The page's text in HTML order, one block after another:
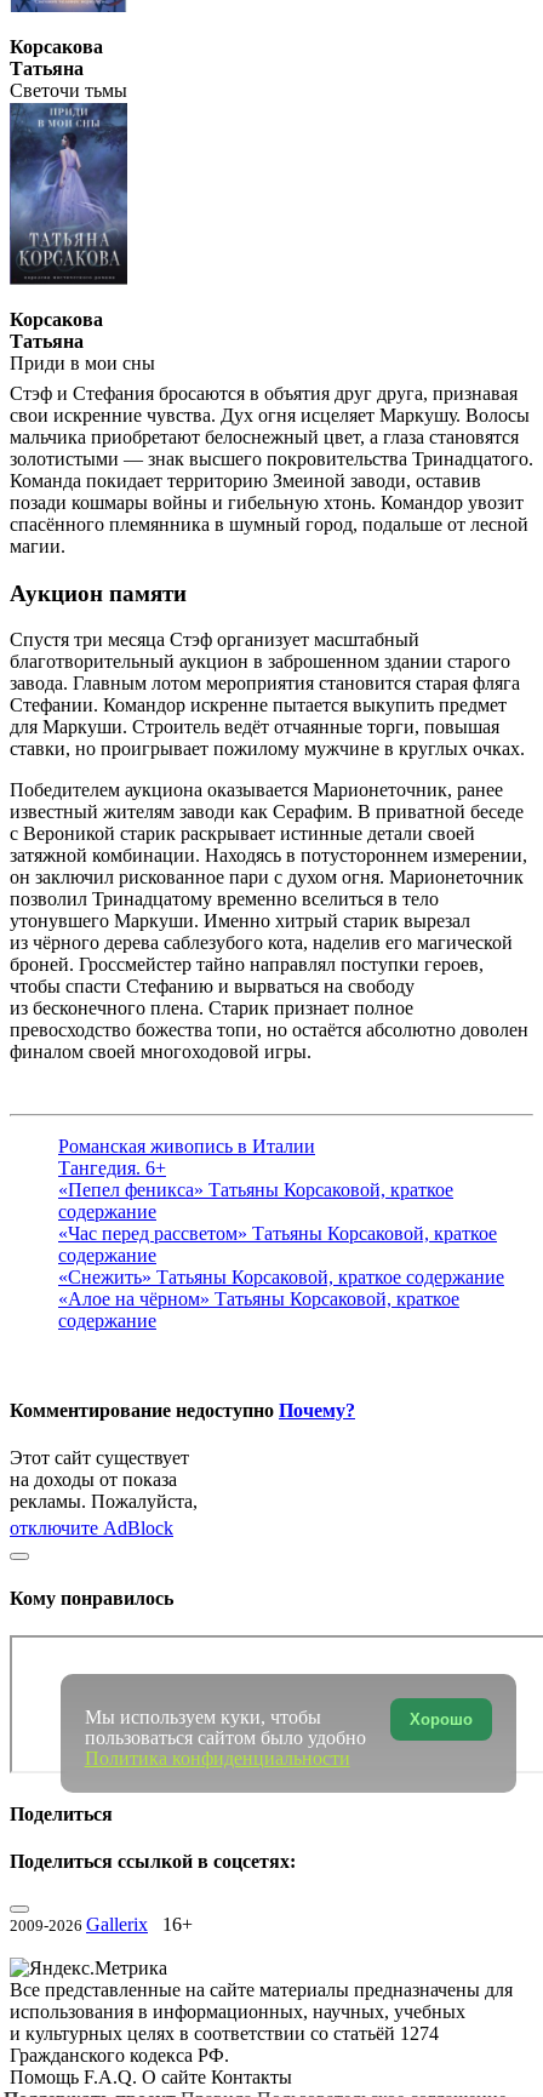
Корсакова
Татьяна
Светочи тьмы
Корсакова
Татьяна
Приди в мои сны
Стэф и Стефания бросаются в объятия друг друга, признавая
свои искренние чувства. Дух огня исцеляет Маркушу. Волосы
мальчика приобретают белоснежный цвет, а глаза становятся
золотистыми — знак высшего покровительства Тринадцатого.
Команда покидает территорию Змеиной заводи, оставив
позади кошмары войны и гибельную хтонь. Командор увозит
спасённого племянника в шумный город, подальше от лесной
магии.
Аукцион памяти
Спустя три месяца Стэф организует масштабный
благотворительный аукцион в заброшенном здании старого
завода. Главным лотом мероприятия становится старая фляга
Стефании. Командор искренне пытается выкупить предмет
для Маркуши. Строитель ведёт отчаянные торги, повышая
ставки, но проигрывает пожилому мужчине в круглых очках.
Победителем аукциона оказывается Марионеточник, ранее
известный жителям заводи как Серафим. В приватной беседе
с Вероникой старик раскрывает истинные детали своей
затяжной комбинации. Находясь в потустороннем измерении,
он заключил рискованное пари с духом огня. Марионеточник
позволил Тринадцатому временно вселиться в тело
утонувшего Маркуши. Именно хитрый старик вырезал
из чёрного дерева саблезубого кота, наделив его магической
броней. Гроссмейстер тайно направлял поступки героев,
чтобы спасти Стефанию и вырваться на свободу
из бесконечного плена. Старик признает полное
превосходство божества топи, но остаётся абсолютно доволен
финалом своей многоходовой игры.
Романская живопись в Италии
Тангедия. 6+
«Пепел феникса» Татьяны Корсаковой, краткое
содержание
«Час перед рассветом» Татьяны Корсаковой, краткое
содержание
«Снежить» Татьяны Корсаковой, краткое содержание
«Алое на чёрном» Татьяны Корсаковой, краткое
содержание
Комментирование недоступно Почему?
Этот сайт существует
на доходы от показа
рекламы. Пожалуйста,
отключите AdBlock
Кому понравилось
Поделиться
Поделиться ссылкой в соцсетях:
2009-2026 Gallerix 16+
Все представленные на сайте материалы предназначены для
использования в информационных, научных, учебных
и культурных целях в соответствии со статьёй 1274
Гражданского кодекса РФ.
Помощь F.A.Q. О сайте Контакты
Хорошо
Мы используем куки, чтобы
пользоваться сайтом было удобно
Политика конфиденциальности